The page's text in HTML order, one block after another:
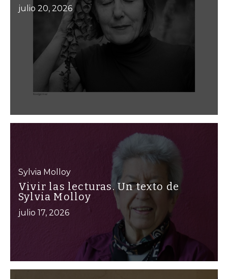
julio 20, 2026
Sylvia Molloy
Vivir las lecturas. Un texto de
Sylvia Molloy
julio 17, 2026